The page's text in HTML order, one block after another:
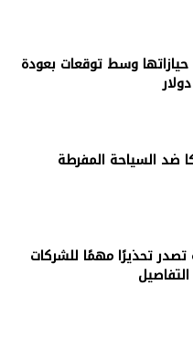
حيازاتها وسط توقعات بعودة
ضد السياحة المفرطة
تصدر تحذيرًا مهمًا للشركات